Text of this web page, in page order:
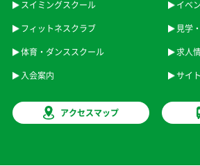
スイミングスクール
フィットネスクラブ
体育・ダンススクール
入会案内
イベ
見学
求人
サイ
アクセスマップ